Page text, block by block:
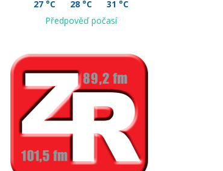
27 °C 28 °C
31 °C
Předpověď počasí